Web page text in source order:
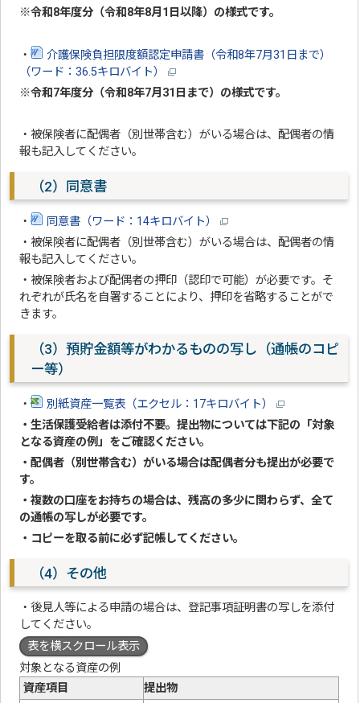
※令和8年度分（令和8年8月1日以降）の様式です。
・
介護保険負担限度額認定申請書（令和8年7月31日まで）
（ワード：36.5キロバイト）
※令和7年度分（令和8年7月31日まで）の様式です。
・被保険者に配偶者（別世帯含む）がいる場合は、配偶者の情
報も記入してください。
（2）同意書
・
同意書（ワード：14キロバイト）
・被保険者に配偶者（別世帯含む）がいる場合は、配偶者の情
報も記入してください。
・被保険者および配偶者の押印（認印で可能）が必要です。そ
れぞれが氏名を自署することにより、押印を省略することがで
きます。
（3）預貯金額等がわかるものの写し（通帳のコピ
ー等）
・
別紙資産一覧表（エクセル：17キロバイト）
・生活保護受給者は添付不要。提出物については下記の「対象
となる資産の例」をご確認ください。
・配偶者（別世帯含む）がいる場合は配偶者分も提出が必要で
す。
・複数の口座をお持ちの場合は、残高の多少に関わらず、全て
の通帳の写しが必要です。
・コピーを取る前に必ず記帳してください。
（4）その他
・後見人等による申請の場合は、登記事項証明書の写しを添付
してください。
表を横スクロール表示
対象となる資産の例
資産項目
提出物